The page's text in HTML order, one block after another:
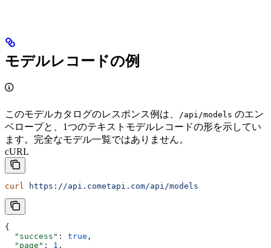
モデルレコードの例
このモデルカタログのレスポンス例は、 /api/models のエン
ベロープと、1つのテキストモデルレコードの形を示してい
ます。完全なモデル一覧ではありません。
cURL
curl https://api.cometapi.com/api/models
{
  "success"
: true ,
  "page"
: 1 ,